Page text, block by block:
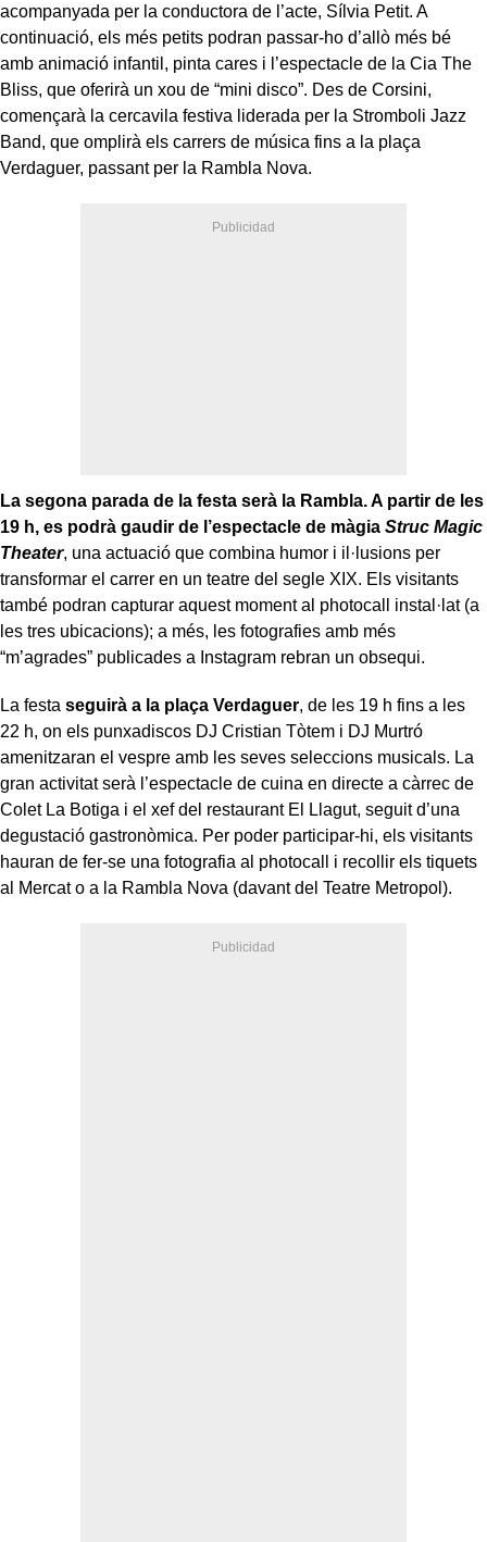
acompanyada per la conductora de l’acte, Sílvia Petit. A
continuació, els més petits podran passar-ho d’allò més bé
amb animació infantil, pinta cares i l’espectacle de la Cia The
Bliss, que oferirà un xou de “mini disco”. Des de Corsini,
començarà la cercavila festiva liderada per la Stromboli Jazz
Band, que omplirà els carrers de música fins a la plaça
Verdaguer, passant per la Rambla Nova.
La segona parada de la festa serà la Rambla. A partir de les
19 h, es podrà gaudir de l’espectacle de màgia Struc Magic
Theater, una actuació que combina humor i il·lusions per
transformar el carrer en un teatre del segle XIX. Els visitants
també podran capturar aquest moment al photocall instal·lat (a
les tres ubicacions); a més, les fotografies amb més
“m’agrades” publicades a Instagram rebran un obsequi.
La festa seguirà a la plaça Verdaguer, de les 19 h fins a les
22 h, on els punxadiscos DJ Cristian Tòtem i DJ Murtró
amenitzaran el vespre amb les seves seleccions musicals. La
gran activitat serà l’espectacle de cuina en directe a càrrec de
Colet La Botiga i el xef del restaurant El Llagut, seguit d’una
degustació gastronòmica. Per poder participar-hi, els visitants
hauran de fer-se una fotografia al photocall i recollir els tiquets
al Mercat o a la Rambla Nova (davant del Teatre Metropol).